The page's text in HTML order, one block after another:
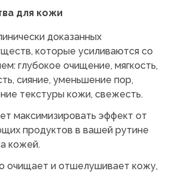
для кожи
доказанных
которые усиливаются со
глубокое очищение, мягкость,
сияние, уменьшение пор,
текстуры кожи, свежесть.
максимизировать эффект от
продуктов в вашей рутине
кожей.
очищает и отшелушивает кожу,